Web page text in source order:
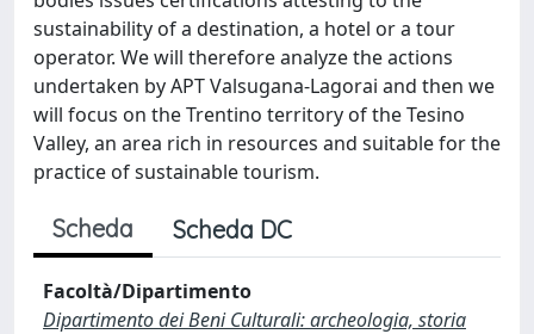
sustainability of a destination, a hotel or a tour
operator. We will therefore analyze the actions
undertaken by APT Valsugana-Lagorai and then we
will focus on the Trentino territory of the Tesino
Valley, an area rich in resources and suitable for the
practice of sustainable tourism.
Scheda Scheda DC
Facoltà/Dipartimento
Dipartimento dei Beni Culturali: archeologia, storia